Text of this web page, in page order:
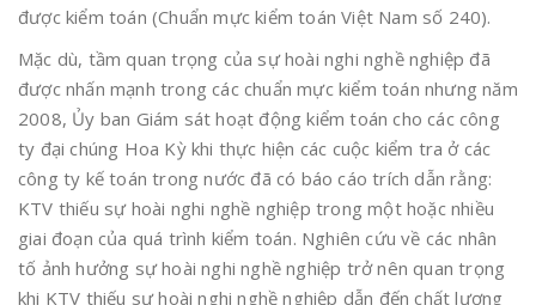
được kiểm toán (Chuẩn mực kiểm toán Việt Nam số 240).
Mặc dù, tầm quan trọng của sự hoài nghi nghề nghiệp đã
được nhấn mạnh trong các chuẩn mực kiểm toán nhưng năm
2008, Ủy ban Giám sát hoạt động kiểm toán cho các công
ty đại chúng Hoa Kỳ khi thực hiện các cuộc kiểm tra ở các
công ty kế toán trong nước đã có báo cáo trích dẫn rằng:
KTV thiếu sự hoài nghi nghề nghiệp trong một hoặc nhiều
giai đoạn của quá trình kiểm toán. Nghiên cứu về các nhân
tố ảnh hưởng sự hoài nghi nghề nghiệp trở nên quan trọng
khi KTV thiếu sự hoài nghi nghề nghiệp dẫn đến chất lượng